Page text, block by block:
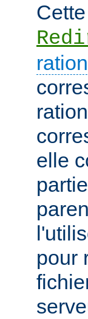
elle
pour